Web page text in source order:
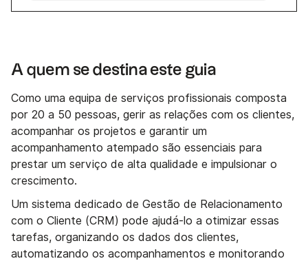
A quem se destina este guia
Como uma equipa de serviços profissionais composta
por 20 a 50 pessoas, gerir as relações com os clientes,
acompanhar os projetos e garantir um
acompanhamento atempado são essenciais para
prestar um serviço de alta qualidade e impulsionar o
crescimento.
Um sistema dedicado de Gestão de Relacionamento
com o Cliente (CRM) pode ajudá-lo a otimizar essas
tarefas, organizando os dados dos clientes,
automatizando os acompanhamentos e monitorando